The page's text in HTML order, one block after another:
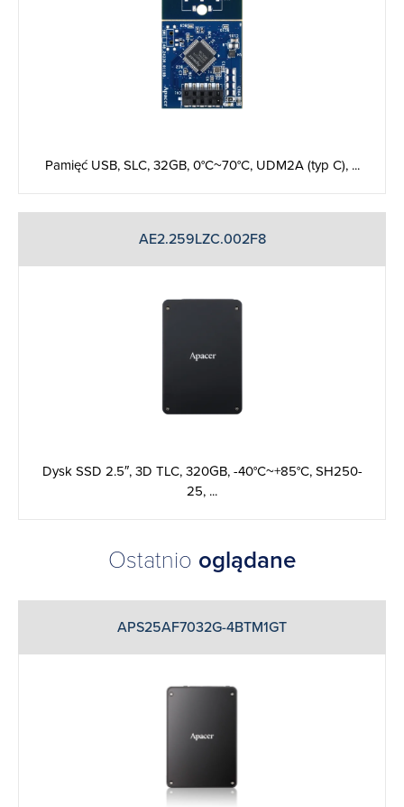
Pamięć USB, SLC, 32GB, 0°C~70°C, UDM2A (typ C), ...
AE2.259LZC.002F8
Dysk SSD 2.5″, 3D TLC, 320GB, -40°C~+85°C, SH250-
25, ...
Ostatnio oglądane
APS25AF7032G-4BTM1GT